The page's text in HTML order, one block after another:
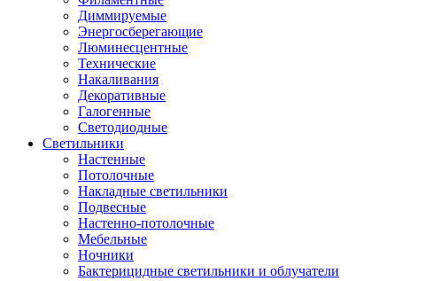
Диммируемые
Энергосберегающие
Люминесцентные
Технические
Накаливания
Декоративные
Галогенные
Светодиодные
Светильники
Настенные
Потолочные
Накладные светильники
Подвесные
Настенно-потолочные
Мебельные
Ночники
Бактерицидные светильники и облучатели